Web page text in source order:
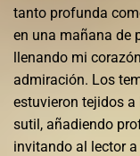
tanto profunda
en una mañana de
llenando mi
admiración. Los
estuvieron tejidos
sutil, añadiendo
invitando al lector